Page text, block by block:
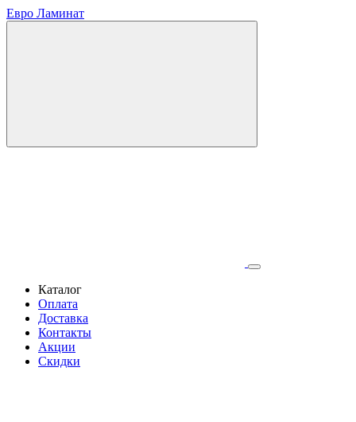
Евро Ламинат
Каталог
Оплата
Доставка
Контакты
Акции
Скидки